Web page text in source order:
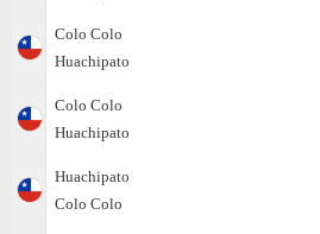
Colo Colo
Huachipato
Colo Colo
Huachipato
Huachipato
Colo Colo